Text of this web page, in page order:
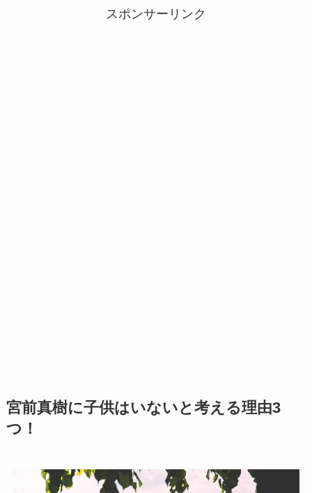
スポンサーリンク
宮前真樹に子供はいないと考える理由3
つ！